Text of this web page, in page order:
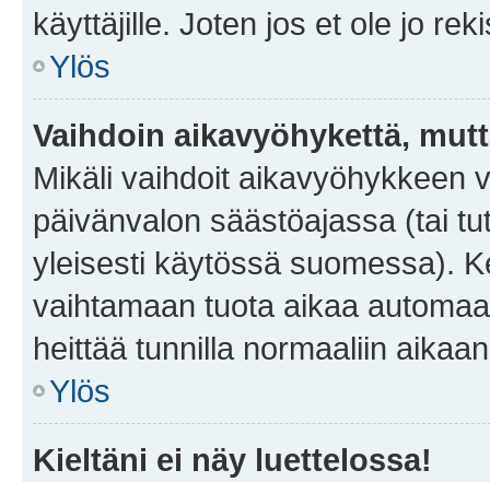
käyttäjille. Joten jos et ole jo
Ylös
Vaihdoin aikavyöhykettä,
Mikäli vaihdoit aikavyöhykkeen
päivänvalon säästöajassa (tai
yleisesti käytössä suomessa).
vaihtamaan tuota aikaa
heittää tunnilla normaaliin
Ylös
Kieltäni ei näy luettelossa!